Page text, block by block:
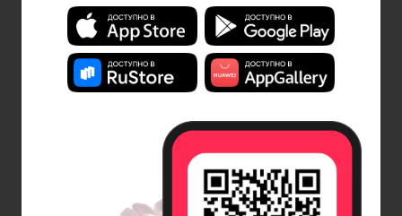
эстетику, точность и технологию. А ключевой
момент — то, каким образом и чем свечи
окрашивают, ведь именно это определяет, как
они будут выглядеть, гореть и восприниматься в
пространстве.
Зеленая свеча станет вашим проводником в мир
спокойствия, помогая направить внимание внутрь
себя и углубить связь с природой. Если вам нужны
зеленые свечи, закажите их с доставкой в нашем